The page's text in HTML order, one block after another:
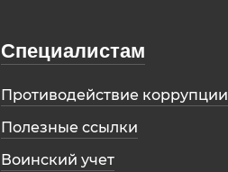
Специалистам
Противодействие коррупции
Полезные ссылки
Воинский учет